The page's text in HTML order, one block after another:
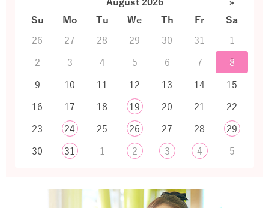
Su
Mo Tu We Th Fr
Sa
26
27 28 29 30 31
1
2
3 4 5 6 7
8
9
10 11 12 13 14
15
16
17 18 19 20 21
22
23
24 25 26 27 28
29
30
31 1 2 3 4 5